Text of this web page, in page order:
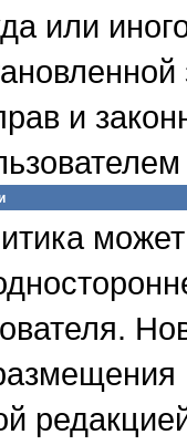
или
и